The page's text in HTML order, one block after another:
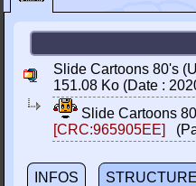
Slide Cartoons 80's
151.08 Ko (Date :
Slide Cartoons
[CRC:965905EE]
INFOS
STRUCTURE